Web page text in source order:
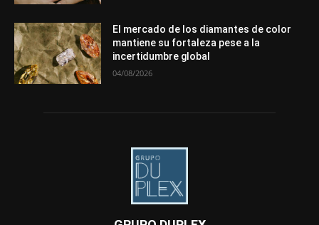
El mercado de los diamantes de color
mantiene su fortaleza pese a la
incertidumbre global
04/08/2026